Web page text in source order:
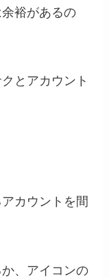
裕があるの
とアカウント
カウントを間
、アイコンの